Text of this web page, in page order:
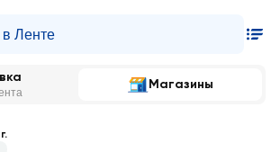
Магазины